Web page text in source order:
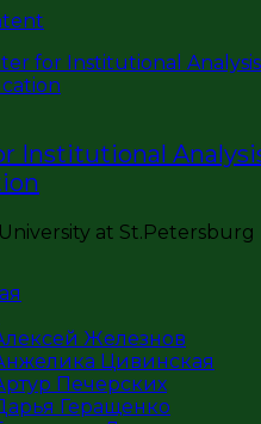
Institutional
at St.Petersburg
Железнов
Цивинская
Печерских
Геращенко